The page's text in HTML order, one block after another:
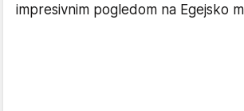
impresivnim pogledom na Egejsko